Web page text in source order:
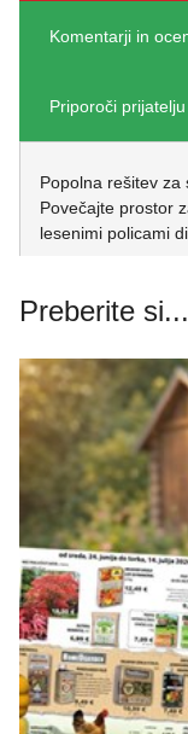
Komentarji in
Priporoči prijatelju
Popolna rešitev za
Povečajte prostor
lesenimi policami
Preberite si...